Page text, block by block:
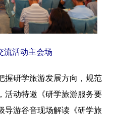
河北 山西
上海 江苏
福建
海南 重庆
云南 西藏
流活动主会场
研学旅游发展方向，规范
活动特邀《研学旅游服务要
导游谷音现场解读《研学旅